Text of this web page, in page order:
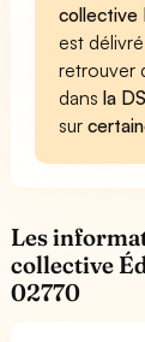
collective
est
retrouver
dansla
sur
Les
collective
02770